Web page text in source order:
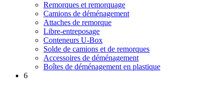
Remorques et remorquage
Camions de déménagement
Attaches de remorque
Libre-entreposage
Conteneurs U-Box
Solde de camions et de remorques
Accessoires de déménagement
Boîtes de déménagement en plastique
6